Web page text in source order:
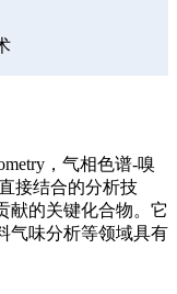
，气相色谱-嗅
接结合的分析技
献的关键化合物。它
气味分析等领域具有